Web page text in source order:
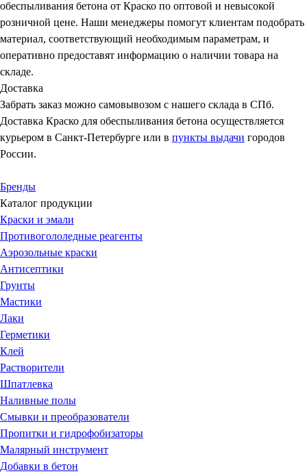
обеспыливания бетона от Краско по оптовой и невысокой
розничной цене. Наши менеджеры помогут клиентам подобрать
материал, соответствующий необходимым параметрам, и
оперативно предоставят информацию о наличии товара на
складе.
Доставка
Забрать заказ можно самовывозом с нашего склада в СПб.
Доставка Краско для обеспыливания бетона осуществляется
курьером в Санкт-Петербурге или в пункты выдачи городов
России.
Бренды
Каталог продукции
Краски и эмали
Противогололедные реагенты
Аэрозольные краски
Антисептики
Грунты
Мастики
Лаки
Герметики
Клей
Растворители
Шпатлевка
Наливные полы
Смывки и преобразователи
Пропитки и гидрофобизаторы
Малярный инструмент
Добавки в бетон